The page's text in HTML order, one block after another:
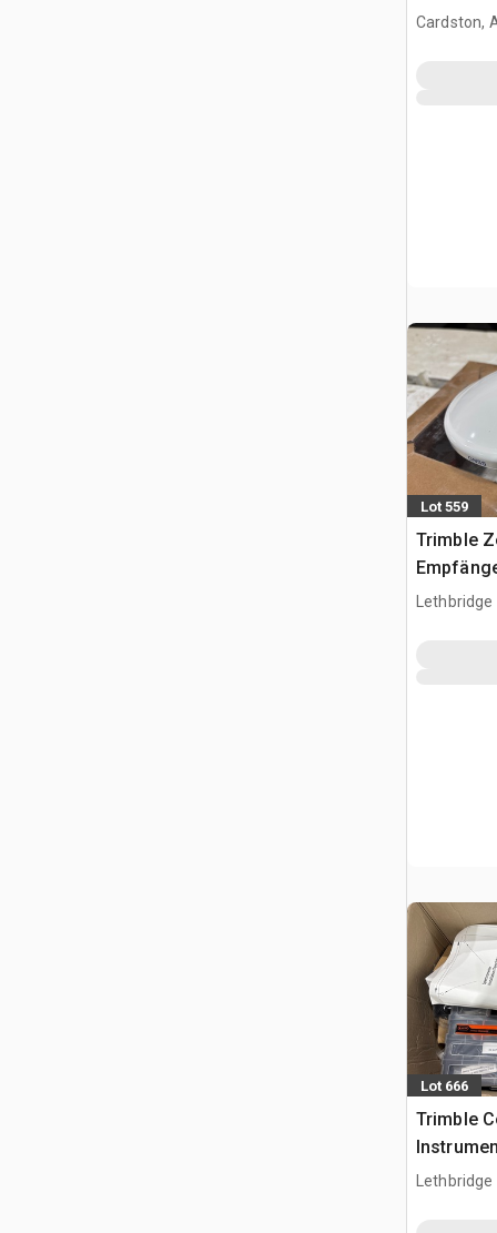
Cardston,
Lot 559
Trimble
Lot 666
Trimble
Kit